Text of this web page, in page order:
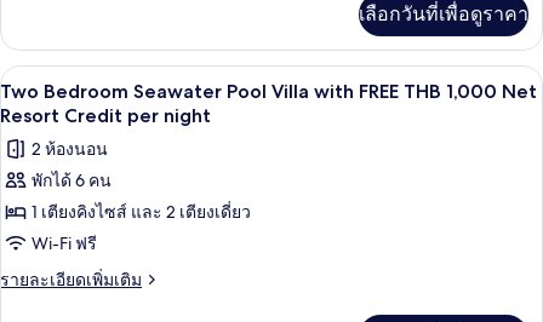
Villa
with
FREE
THB
1,000
Net
Resort
Credit
per
night
เกี่ยว
กับ
Family
Two
Ocean
Pool
with
FREE
1,000
เลือกวันที่เพื่อดูราคา
เปิด
ภาพถ่าย
ทั้งหมด
ของ
Two
Bedroom
Seawater
6
Two Bedroom Seawater Pool Villa with FREE THB 1,000 Net
Resort Credit per night
2 ห้องนอน
พักได้ 6 คน
1 เตียงคิงไซส์ และ 2 เตียงเดี่ยว
Wi-Fi ฟรี
รายละเอียดเพิ่มเติม
ราย